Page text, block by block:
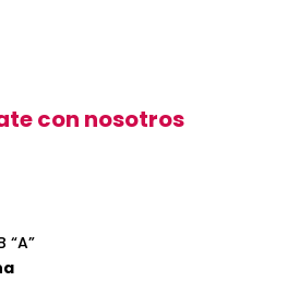
con nosotros
“A”